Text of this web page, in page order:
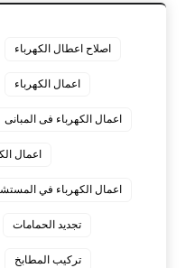
اصلاح اعطال الكهرباء
اعمال الكهرباء
اعمال الكهرباء فى المبانى
اعمال
اعمال الكهرباء في
تجديد الحمامات
تركيب المطابخ